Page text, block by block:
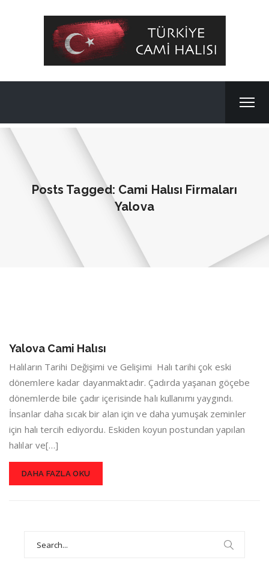
Posts Tagged: Cami Halısı Firmaları
Yalova
Yalova Cami Halısı
Halıların Tarihi Değişimi ve Gelişimi Halı tarihi çok eski
dönemlere kadar dayanmaktadır. Çadırda yaşanan göçebe
dönemlerde bile çadır içerisinde halı kullanımı yaygındı.
İnsanlar daha sıcak bir alan için ve daha yumuşak zeminler
için halı tercih ediyordu. Eskiden koyun postundan yapılan
halılar ve[…]
DAHA FAZLA OKU